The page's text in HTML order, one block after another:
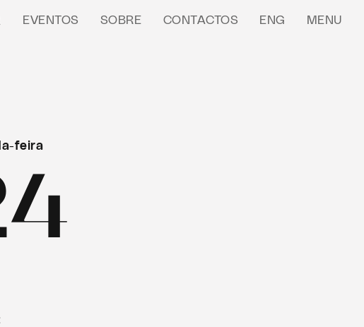
EVENTOS SOBRE CONTACTOS ENG MENU
feira